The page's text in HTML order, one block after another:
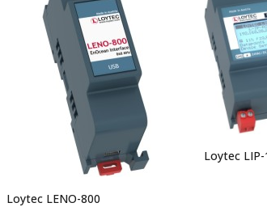
Loytec LENO-800
Loytec LIP-